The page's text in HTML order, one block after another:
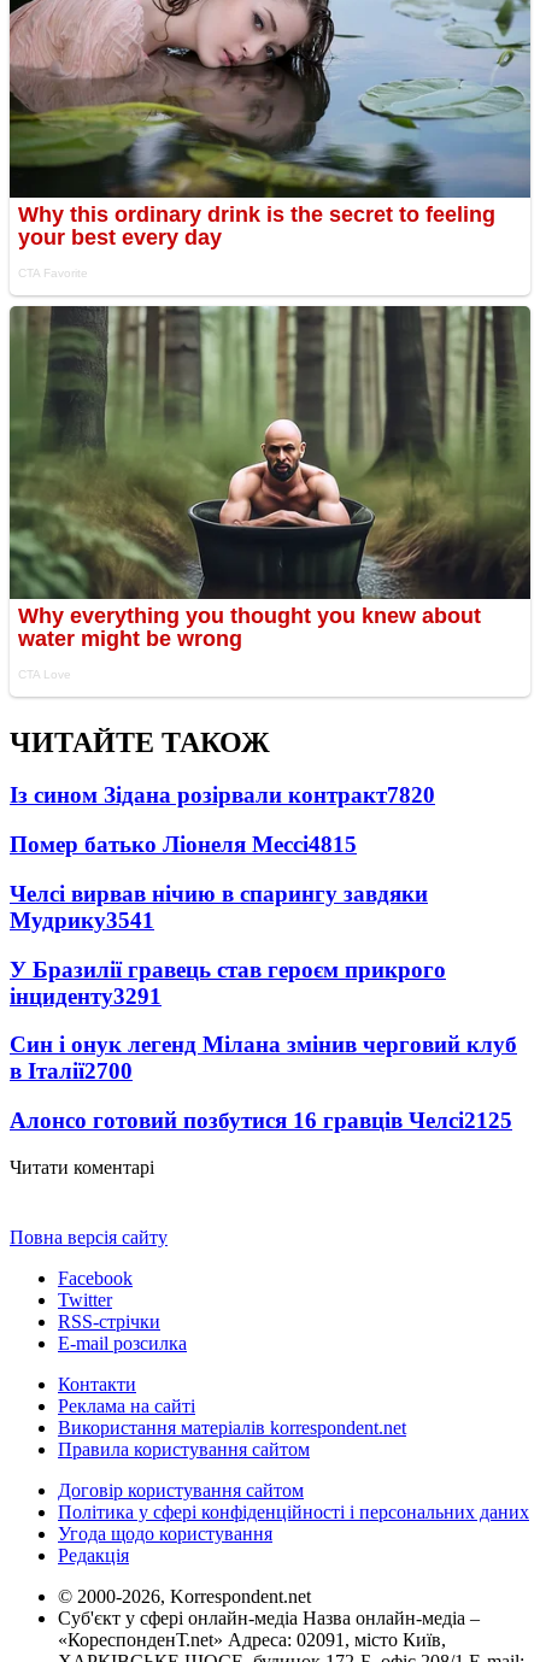
ЧИТАЙТЕ ТАКОЖ
Із сином Зідана розірвали контракт7820
Помер батько Ліонеля Мессі4815
Челсі вирвав нічию в спарингу завдяки
Мудрику3541
У Бразилії гравець став героєм прикрого
інциденту3291
Син і онук легенд Мілана змінив черговий клуб
в Італії2700
Алонсо готовий позбутися 16 гравців Челсі2125
Читати коментарі
Повна версія сайту
Facebook
Twitter
RSS-стрічки
E-mail розсилка
Контакти
Реклама на сайті
Використання матеріалів korrespondent.net
Правила користування сайтом
Договір користування сайтом
Політика у сфері конфіденційності і персональних даних
Угода щодо користування
Редакція
© 2000-2026, Korrespondent.net
Суб'єкт у сфері онлайн-медіа Назва онлайн-медіа –
«КореспонденТ.net» Адреса: 02091, місто Київ,